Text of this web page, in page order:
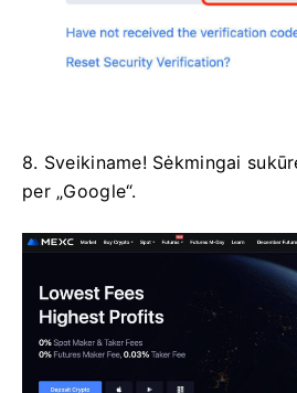
8. Sveikiname! Sėkmingai
per „Google“.